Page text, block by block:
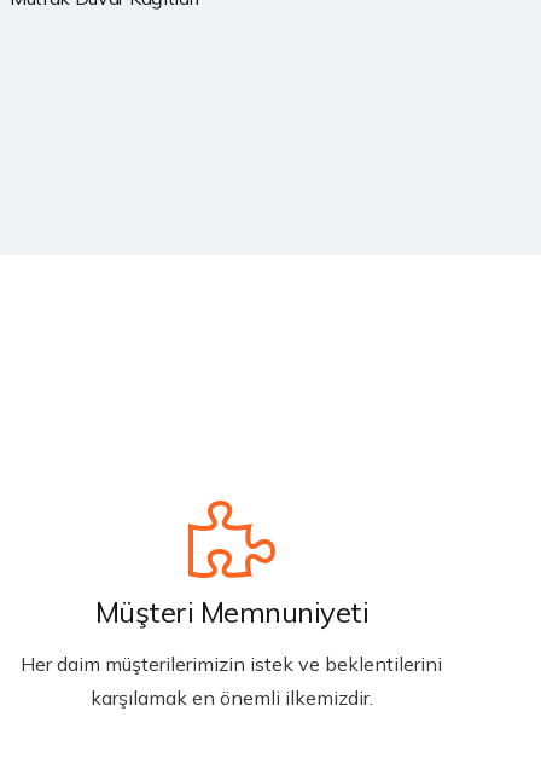
Müşteri Memnuniyeti
Her daim müşterilerimizin istek ve beklentilerini
karşılamak en önemli ilkemizdir.